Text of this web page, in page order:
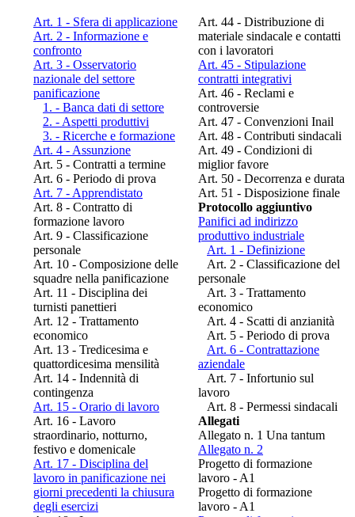
Art. 1 - Sfera di applicazione
Art. 2 - Informazione e
confronto
Art. 3 - Osservatorio
nazionale del settore
panificazione
1. - Banca dati di settore
2. - Aspetti produttivi
3. - Ricerche e formazione
Art. 4 - Assunzione
Art. 5 - Contratti a termine
Art. 6 - Periodo di prova
Art. 7 - Apprendistato
Art. 8 - Contratto di
formazione lavoro
Art. 9 - Classificazione
personale
Art. 10 - Composizione delle
squadre nella panificazione
Art. 11 - Disciplina dei
turnisti panettieri
Art. 12 - Trattamento
economico
Art. 13 - Tredicesima e
quattordicesima mensilità
Art. 14 - Indennità di
contingenza
Art. 15 - Orario di lavoro
Art. 16 - Lavoro
straordinario, notturno,
festivo e domenicale
Art. 17 - Disciplina del
lavoro in panificazione nei
giorni precedenti la chiusura
degli esercizi
Art. 44 - Distribuzione di
materiale sindacale e contatti
con i lavoratori
Art. 45 - Stipulazione
contratti integrativi
Art. 46 - Reclami e
controversie
Art. 47 - Convenzioni Inail
Art. 48 - Contributi sindacali
Art. 49 - Condizioni di
miglior favore
Art. 50 - Decorrenza e durata
Art. 51 - Disposizione finale
Protocollo aggiuntivo
Panifici ad indirizzo
produttivo industriale
Art. 1 - Definizione
Art. 2 - Classificazione del
personale
Art. 3 - Trattamento
economico
Art. 4 - Scatti di anzianità
Art. 5 - Periodo di prova
Art. 6 - Contrattazione
aziendale
Art. 7 - Infortunio sul
lavoro
Art. 8 - Permessi sindacali
Allegati
Allegato n. 1 Una tantum
Allegato n. 2
Progetto di formazione
lavoro - A1
Progetto di formazione
lavoro - A1